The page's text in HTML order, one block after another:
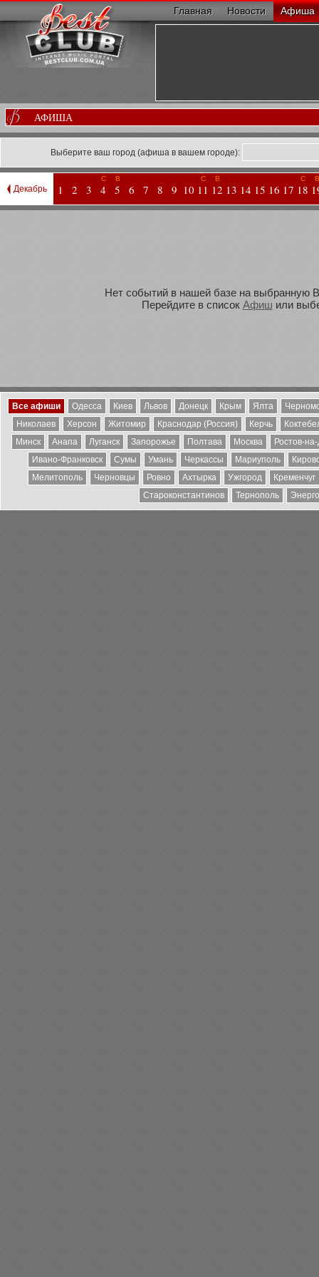
Главная Новости Афиша
АФИША
Выберите ваш город (афиша в вашем городе):
Декабрь 1 2 3
С
4
В
5 6 7 8 9 10
С
11
В
12 13 14 15 16 17
С
18
В
Нет событий в нашей базе на выбранную
Перейдите в список Афиш или
Все афиши Одесса Киев Львов Донецк Крым Ялта
Николаев
Херсон Житомир Краснодар (Россия) Керчь
Минск
Анапа Луганск Запорожье Полтава Москва
Ростов-
Ивано-Франковск
Сумы Умань Черкассы Мариуполь
Мелитополь
Черновцы Ровно Ахтырка Ужгород
Кременчуг
Староконстантинов
Тернополь